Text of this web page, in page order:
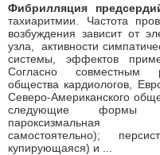
Фибрилляция
тахиаритмии. Частота
возбуждения зависит от
узла, активности
системы, эффектов
Согласно совместным
общества кардиологов,
Северо-Американского
следующие
самостоятельно);
купирующаяся) и ...